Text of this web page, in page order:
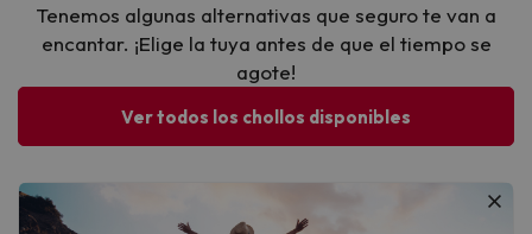
Tenemos algunas alternativas que seguro te van a
encantar. ¡Elige la tuya antes de que el tiempo se
agote!
Ver todos los chollos disponibles